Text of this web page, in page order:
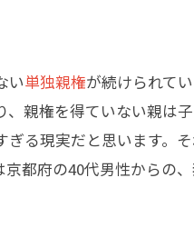
い単独親権が続けられて
親権を得ていない親は
る現実だと思います。
都府の40代男性からの、